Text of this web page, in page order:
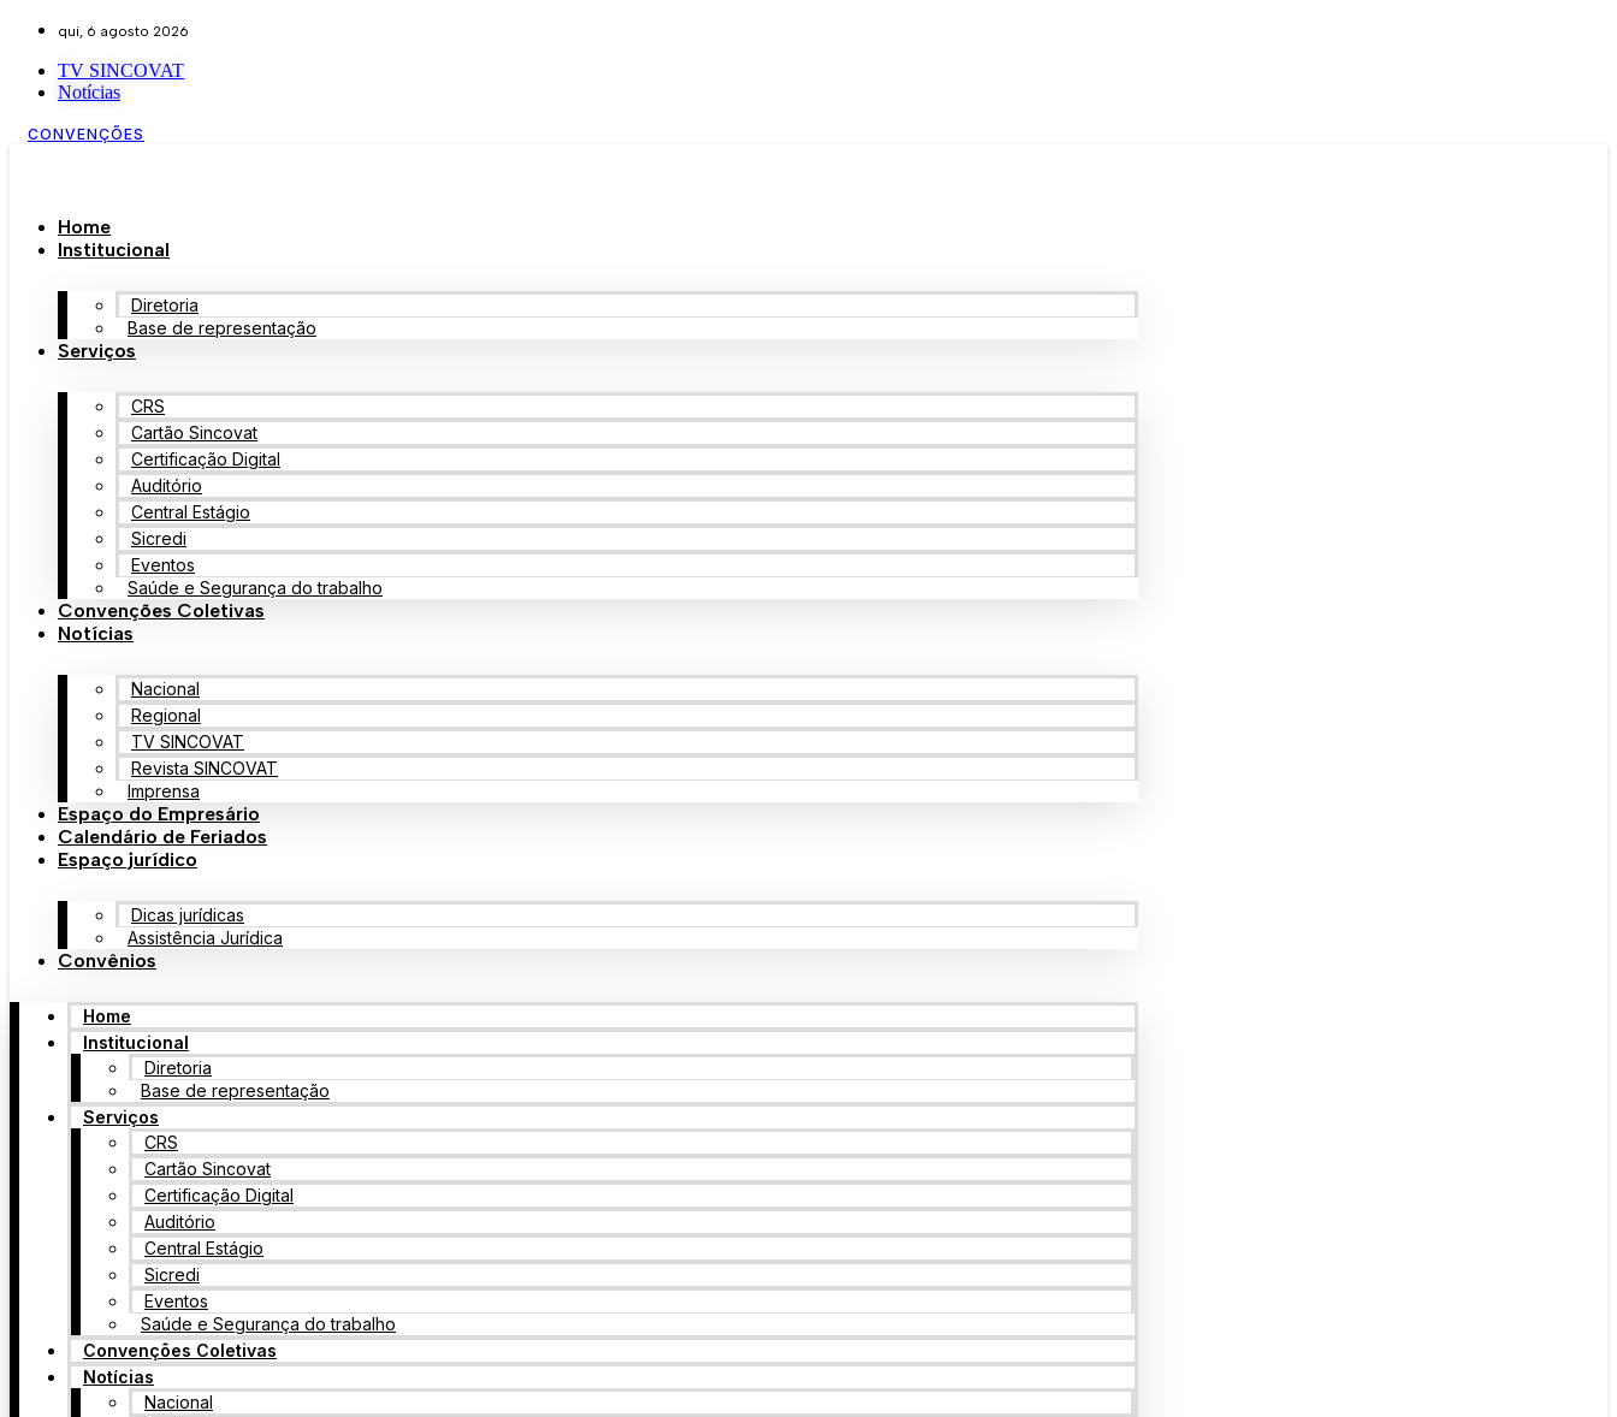
qui, 6 agosto 2026
TV SINCOVAT
Notícias
CONVENÇÕES
Home
Institucional
Diretoria
Base de representação
Serviços
CRS
Cartão Sincovat
Certificação Digital
Auditório
Central Estágio
Sicredi
Eventos
Saúde e Segurança do trabalho
Convenções Coletivas
Notícias
Nacional
Regional
TV SINCOVAT
Revista SINCOVAT
Imprensa
Espaço do Empresário
Calendário de Feriados
Espaço jurídico
Dicas jurídicas
Assistência Jurídica
Convênios
Home
Institucional
Diretoria
Base de representação
Serviços
CRS
Cartão Sincovat
Certificação Digital
Auditório
Central Estágio
Sicredi
Eventos
Saúde e Segurança do trabalho
Convenções Coletivas
Notícias
Nacional